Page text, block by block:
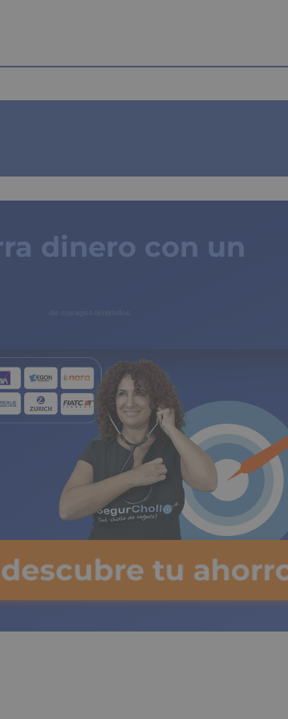
dinero con un
tu ahorro